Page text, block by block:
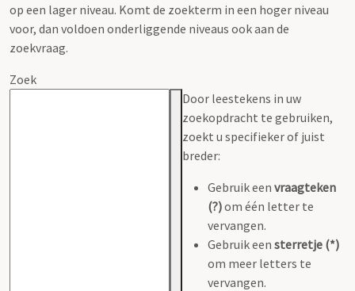
op een lager niveau. Komt de zoekterm in een hoger niveau
voor, dan voldoen onderliggende niveaus ook aan de
zoekvraag.
Zoek
Door leestekens in uw
zoekopdracht te gebruiken,
zoekt u specifieker of juist
breder:
Gebruik een vraagteken
(?)om één letter te
vervangen.
Gebruik een sterretje (*)
om meer letters te
vervangen.